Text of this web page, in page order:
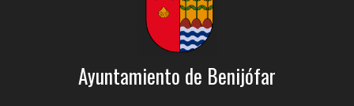
Ayuntamiento de Benijófar